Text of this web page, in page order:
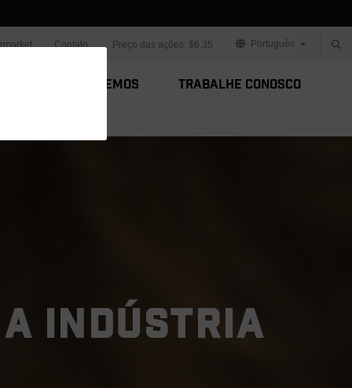
Contato Preço das ações: $6.35 Português
Como Fazemos Trabalhe Conosco
INDÚSTRIA